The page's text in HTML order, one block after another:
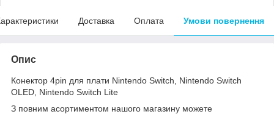
Доставка Оплата Умови повернення
Опис
Конектор 4pin для плати Nintendo Switch, Nintendo Switch
OLED, Nintendo Switch Lite
З повним асортиментом нашого магазину можете